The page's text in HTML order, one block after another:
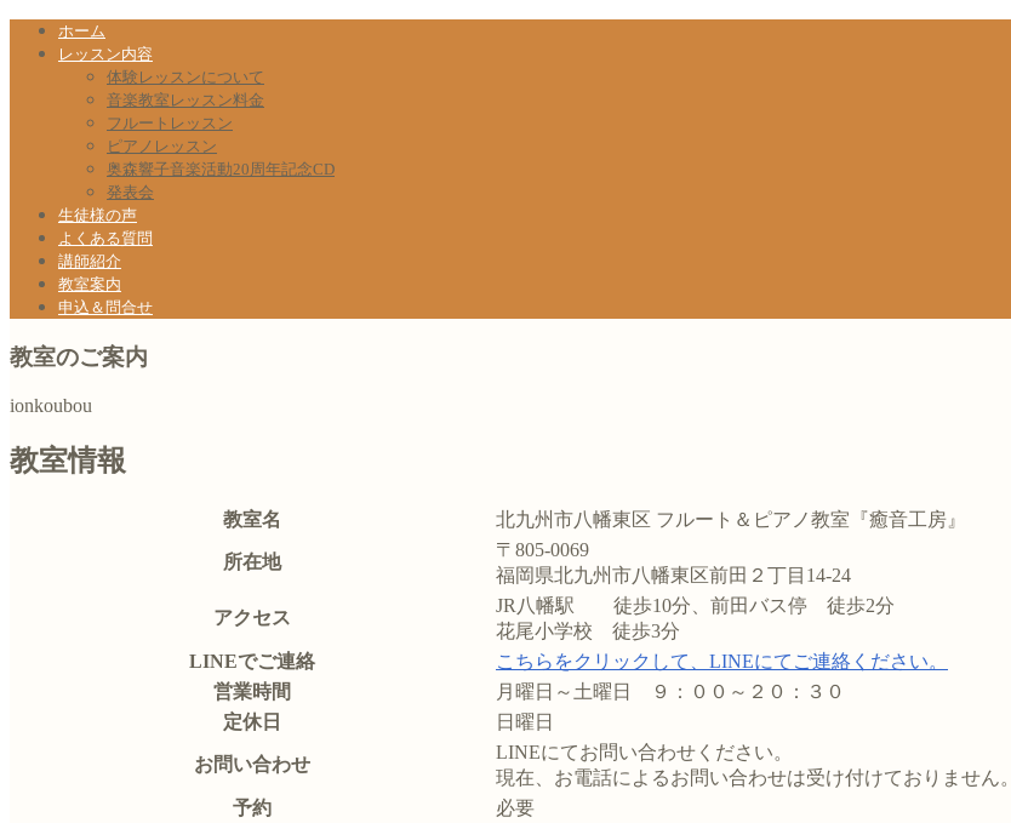
ホーム
レッスン内容
体験レッスンについて
音楽教室レッスン料金
フルートレッスン
ピアノレッスン
奥森響子音楽活動20周年記念CD
発表会
生徒様の声
よくある質問
講師紹介
教室案内
申込＆問合せ
教室のご案内
ionkoubou
教室情報
教室名 北九州市八幡東区 フルート＆ピアノ教室『癒音工房』
所在地
〒805-0069
福岡県北九州市八幡東区前田２丁目14-24
アクセス
JR八幡駅 徒歩10分、前田バス停 徒歩2分
花尾小学校 徒歩3分
LINEでご連絡
こちらをクリックして、LINEにてご連絡ください。
営業時間
月曜日～土曜日 ９：００～２０：３０
定休日
日曜日
お問い合わせ
LINEにてお問い合わせください。
現在、お電話によるお問い合わせは受け付けておりません。
予約
必要